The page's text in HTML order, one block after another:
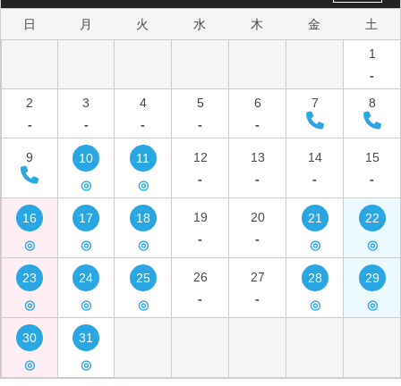
日 月 火 水 木 金 土
1
-
2
-
3
-
4
-
5
-
6
-
7 8
9
10
◎
11
◎
12
-
13
-
14
-
15
-
16
◎
17
◎
18
◎
19
-
20
-
21
◎
22
◎
23
◎
24
◎
25
◎
26
-
27
-
28
◎
29
◎
30
◎
31
◎